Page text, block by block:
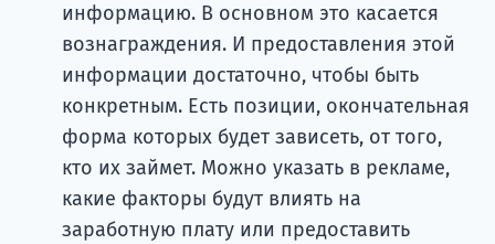
информацию. В основном это касается
вознаграждения. И предоставления этой
информации достаточно, чтобы быть
конкретным. Есть позиции, окончательная
форма которых будет зависеть, от того,
кто их займет. Можно указать в рекламе,
какие факторы будут влиять на
заработную плату или предоставить